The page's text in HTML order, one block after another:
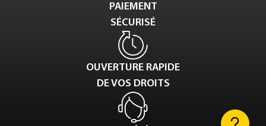
PAIEMENT
SÉCURISÉ
OUVERTURE RAPIDE
DE VOS DROITS